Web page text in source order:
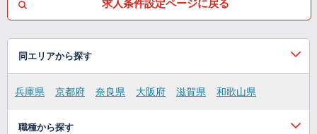
求人条件設定ページに戻る
同エリアから探す
兵庫県 京都府 奈良県 大阪府 滋賀県 和歌山県
職種から探す